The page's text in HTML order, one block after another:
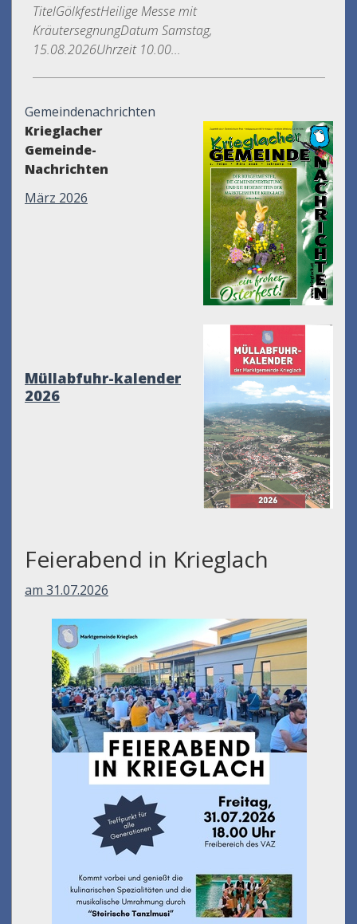
TitelGölkfestHeilige Messe mit
KräutersegnungDatum Samstag,
15.08.2026Uhrzeit 10.00...
Gemeindenachrichten
Krieglacher
Gemeinde-
Nachrichten
März 2026
Müllabfuhr-kalender
2026
Feierabend in Krieglach
am 31.07.2026